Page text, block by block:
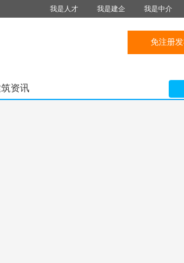
我是人才 我是建企 我是中介
免注册
资讯